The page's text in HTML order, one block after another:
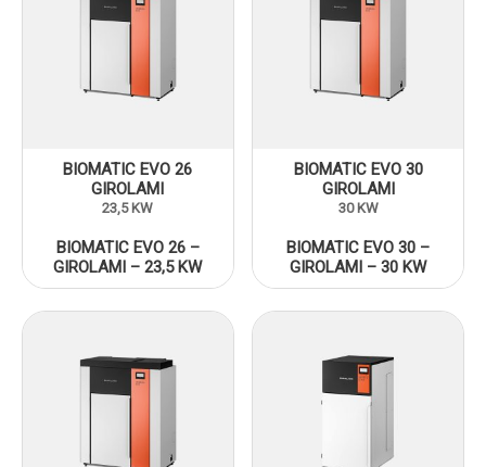
BIOMATIC EVO 26
GIROLAMI
23,5 KW
BIOMATIC EVO 26 –
GIROLAMI – 23,5 KW
BIOMATIC EVO 30
GIROLAMI
30 KW
BIOMATIC EVO 30 –
GIROLAMI – 30 KW